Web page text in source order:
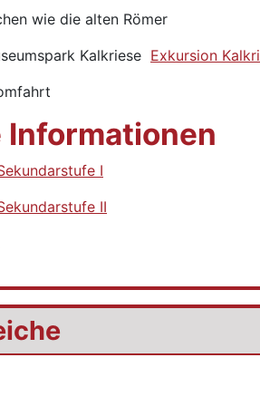
wie die alten Römer
Kalkriese Exkursion
I
II